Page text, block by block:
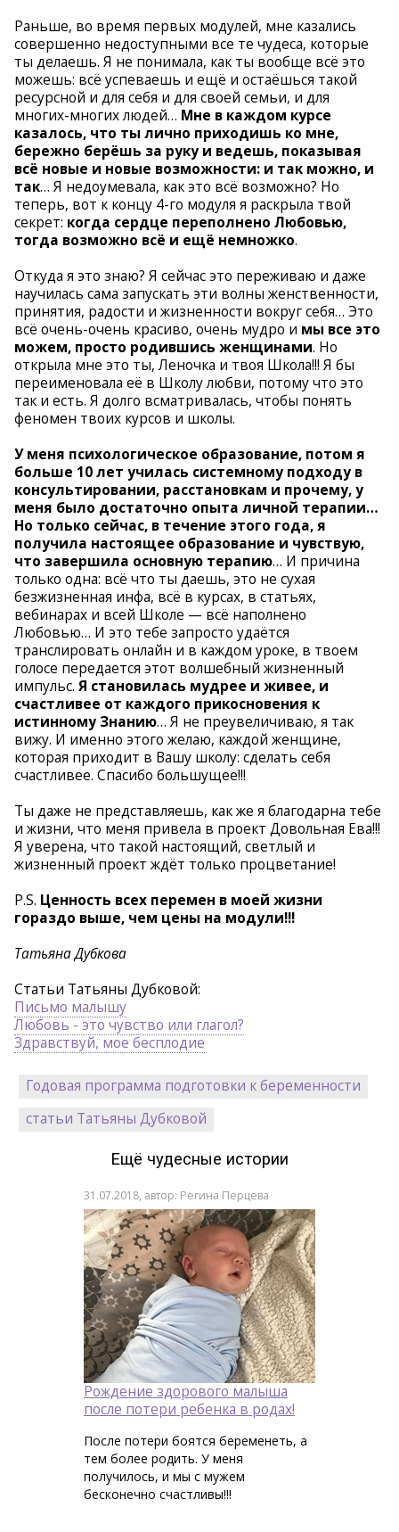
Раньше, во время первых модулей, мне казались
совершенно недоступными все те чудеса, которые
ты делаешь. Я не понимала, как ты вообще всё это
можешь: всё успеваешь и ещё и остаёшься такой
ресурсной и для себя и для своей семьи, и для
многих-многих людей… Мне в каждом курсе
казалось, что ты лично приходишь ко мне,
бережно берёшь за руку и ведешь, показывая
всё новые и новые возможности: и так можно, и
так… Я недоумевала, как это всё возможно? Но
теперь, вот к концу 4-го модуля я раскрыла твой
секрет: когда сердце переполнено Любовью,
тогда возможно всё и ещё немножко.
Откуда я это знаю? Я сейчас это переживаю и даже
научилась сама запускать эти волны женственности,
принятия, радости и жизненности вокруг себя… Это
всё очень-очень красиво, очень мудро и мы все это
можем, просто родившись женщинами. Но
открыла мне это ты, Леночка и твоя Школа!!! Я бы
переименовала её в Школу любви, потому что это
так и есть. Я долго всматривалась, чтобы понять
феномен твоих курсов и школы.
У меня психологическое образование, потом я
больше 10 лет училась системному подходу в
консультировании, расстановкам и прочему, у
меня было достаточно опыта личной терапии…
Но только сейчас, в течение этого года, я
получила настоящее образование и чувствую,
что завершила основную терапию… И причина
только одна: всё что ты даешь, это не сухая
безжизненная инфа, всё в курсах, в статьях,
вебинарах и всей Школе — всё наполнено
Любовью… И это тебе запросто удаётся
транслировать онлайн и в каждом уроке, в твоем
голосе передается этот волшебный жизненный
импульс. Я становилась мудрее и живее, и
счастливее от каждого прикосновения к
истинному Знанию… Я не преувеличиваю, я так
вижу. И именно этого желаю, каждой женщине,
которая приходит в Вашу школу: сделать себя
счастливее. Спасибо большущее!!!
Ты даже не представляешь, как же я благодарна тебе
и жизни, что меня привела в проект Довольная Ева!!!
Я уверена, что такой настоящий, светлый и
жизненный проект ждёт только процветание!
P.S. Ценность всех перемен в моей жизни
гораздо выше, чем цены на модули!!!
Татьяна Дубкова
Статьи Татьяны Дубковой:
Письмо малышу
Любовь - это чувство или глагол?
Здравствуй, мое бесплодие
Годовая программа подготовки к беременности
статьи Татьяны Дубковой
Ещё чудесные истории
31.07.2018, автор: Регина Перцева
Рождение здорового малыша
после потери ребенка в родах!
После потери боятся беременеть, а
тем более родить. У меня
получилось, и мы с мужем
бесконечно счастливы!!!